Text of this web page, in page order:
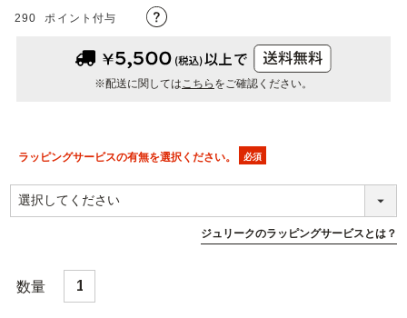
290 ポイント付与
※配送に関しては こちら をご確認ください。
ラッピングサービスの有無を選択ください。
ジュリークのラッピングサービスとは？